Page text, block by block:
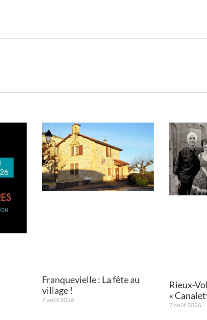
Franquevielle : La fête au
village !
7 août 2026
Rieux-
«
7 août 2026